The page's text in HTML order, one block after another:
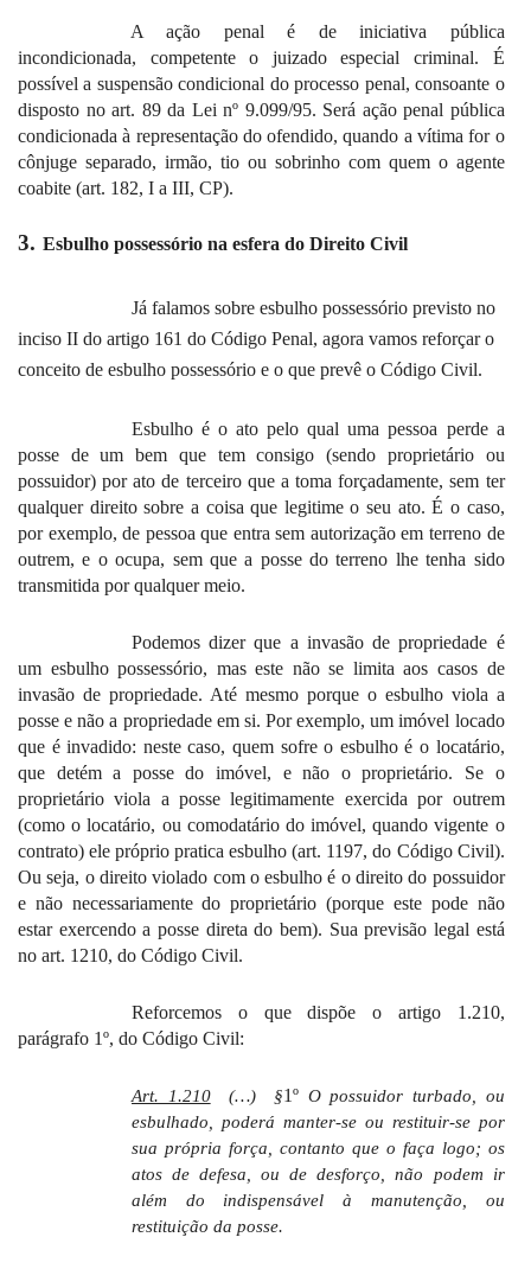
A ação penal é de iniciativa pública
incondicionada, competente o juizado especial criminal. É
possível a suspensão condicional do processo penal, consoante o
disposto no art. 89 da Lei nº 9.099/95. Será ação penal pública
condicionada à representação do ofendido, quando a vítima for o
cônjuge separado, irmão, tio ou sobrinho com quem o agente
coabite (art. 182, I a III, CP).
3. Esbulho possessório na esfera do Direito Civil
Já falamos sobre esbulho possessório previsto no
inciso II do artigo 161 do Código Penal, agora vamos reforçar o
conceito de esbulho possessório e o que prevê o Código Civil.
Esbulho é o ato pelo qual uma pessoa perde a
posse de um bem que tem consigo (sendo proprietário ou
possuidor) por ato de terceiro que a toma forçadamente, sem ter
qualquer direito sobre a coisa que legitime o seu ato. É o caso,
por exemplo, de pessoa que entra sem autorização em terreno de
outrem, e o ocupa, sem que a posse do terreno lhe tenha sido
transmitida por qualquer meio.
Podemos dizer que a invasão de propriedade é
um esbulho possessório, mas este não se limita aos casos de
invasão de propriedade. Até mesmo porque o esbulho viola a
posse e não a propriedade em si. Por exemplo, um imóvel locado
que é invadido: neste caso, quem sofre o esbulho é o locatário,
que detém a posse do imóvel, e não o proprietário. Se o
proprietário viola a posse legitimamente exercida por outrem
(como o locatário, ou comodatário do imóvel, quando vigente o
contrato) ele próprio pratica esbulho (art. 1197, do Código Civil).
Ou seja, o direito violado com o esbulho é o direito do possuidor
e não necessariamente do proprietário (porque este pode não
estar exercendo a posse direta do bem). Sua previsão legal está
no art. 1210, do Código Civil.
Reforcemos o que dispõe o artigo 1.210,
parágrafo 1º, do Código Civil:
Art. 1.210 (…) §1º O possuidor turbado, ou
esbulhado, poderá manter-se ou restituir-se por
sua própria força, contanto que o faça logo; os
atos de defesa, ou de desforço, não podem ir
além do indispensável à manutenção, ou
restituição da posse.